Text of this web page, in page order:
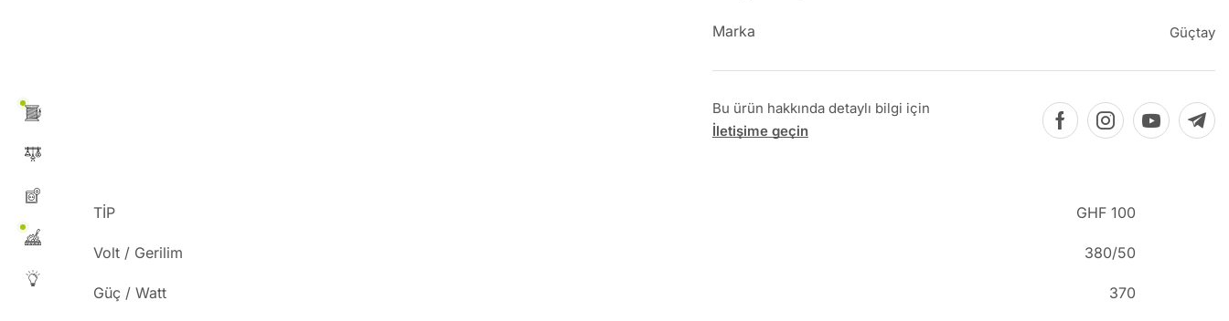
Marka Güçtay
Bu ürün hakkında detaylı bilgi için
İletişime geçin
TİP GHF 100
Volt / Gerilim 380/50
Güç / Watt 370